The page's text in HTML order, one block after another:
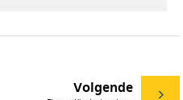
Volgende